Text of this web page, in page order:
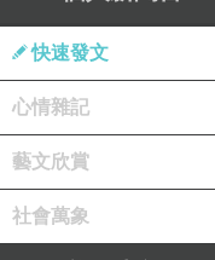
魚集體熱死？高
斃、臭味難聞 原
新
https://
快速發文
心情雜記
藝文欣賞
社會萬象